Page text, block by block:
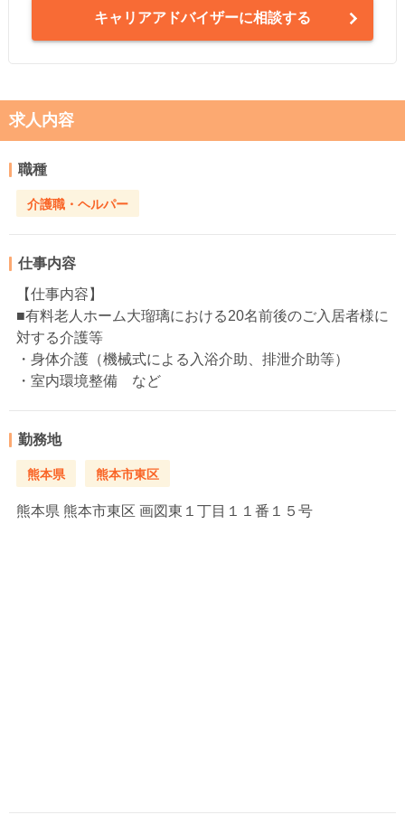
キャリアアドバイザーに相談する
求人内容
職種
介護職・ヘルパー
仕事内容
【仕事内容】
■有料老人ホーム大瑠璃における20名前後のご入居者様に
対する介護等
・身体介護（機械式による入浴介助、排泄介助等）
・室内環境整備 など
勤務地
熊本県 熊本市東区
熊本県 熊本市東区 画図東１丁目１１番１５号